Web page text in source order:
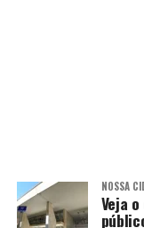
NOSSA
Veja